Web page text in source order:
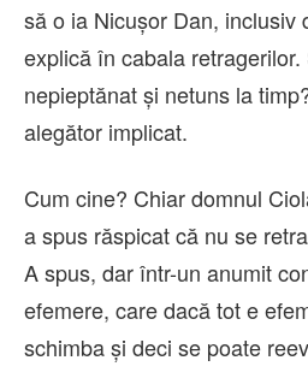
să o ia Nicușor Dan, inclusiv
explică în cabala
nepieptănat și netuns la
alegător implicat.
Cum cine? Chiar domnul
a spus răspicat că nu se
A spus, dar într-un anumit
efemere, care dacă tot e
schimba și deci se poate